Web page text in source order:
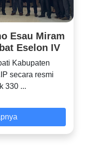
Esau Miram
Eselon IV
Kabupaten
secara resmi
330 ...